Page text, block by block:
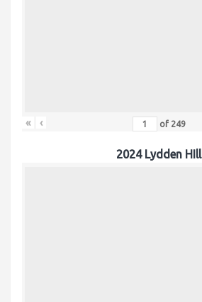
« ‹ of 249
2024 Lydden HIll